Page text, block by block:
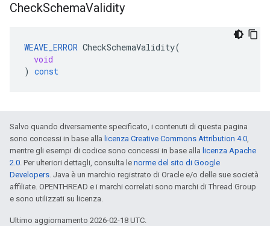
CheckSchemaValidity
WEAVE_ERROR CheckSchemaValidity(
void
) const
Salvo quando diversamente specificato, i contenuti di questa pagina
sono concessi in base alla licenza Creative Commons Attribution 4.0,
mentre gli esempi di codice sono concessi in base alla licenza Apache
2.0. Per ulteriori dettagli, consulta le norme del sito di Google
Developers. Java è un marchio registrato di Oracle e/o delle sue società
affiliate. OPENTHREAD e i marchi correlati sono marchi di Thread Group
e sono utilizzati su licenza.
Ultimo aggiornamento 2026-02-18 UTC.